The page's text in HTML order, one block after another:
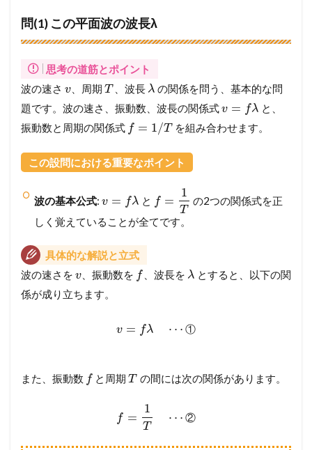
問(1) この平面波の波長λ
思考の道筋とポイント
波の速さ v 、周期T 、波長 λ の関係を問う、基本的な問
題です。波の速さ、振動数、波長の関係式v = fλ と、
振動数と周期の関係式 f = 1/T を組み合わせます。
この設問における重要なポイント
波の基本公式: v = fλ と f =
1
T
の2つの関係式を正
しく覚えていることが全てです。
具体的な解説と立式
波の速さを v 、振動数を f 、波長を λ とすると、以下の関
係が成り立ちます。
v = fλ ⋯ ①
また、振動数 f と周期T の間には次の関係があります。
f =
1
T
⋯ ②